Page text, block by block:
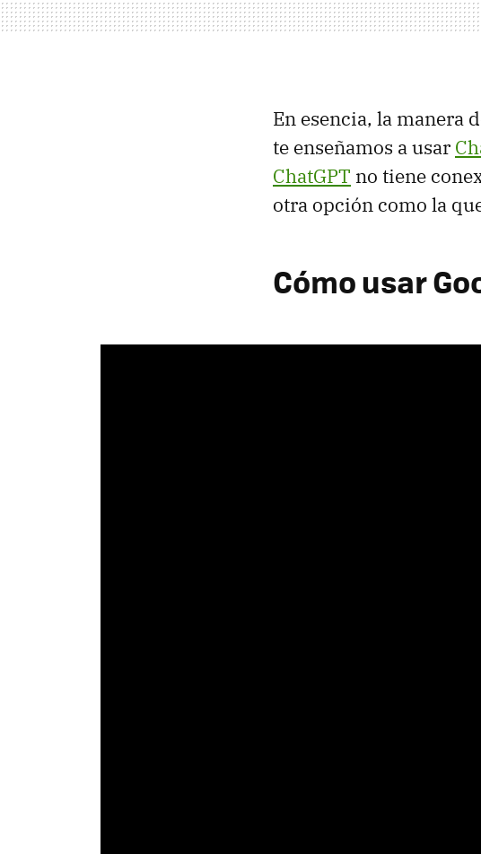
En esencia, la manera
te enseñamos a usar
ChatGPT no tiene
otra opción como la
Cómo usar